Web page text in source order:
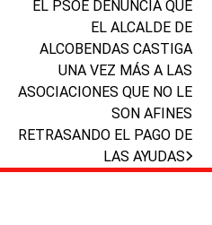
next
EL PSOE DENUNCIA QUE
EL ALCALDE DE
ALCOBENDAS CASTIGA
UNA VEZ MÁS A LAS
ASOCIACIONES QUE NO LE
SON AFINES
RETRASANDO EL PAGO DE
LAS AYUDAS